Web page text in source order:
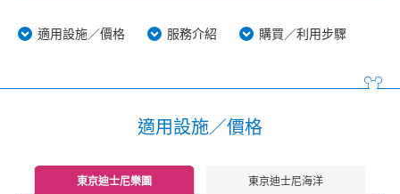
適用設施／價格 服務介紹 購買／利用步驟
適用設施／價格
東京迪士尼樂園 東京迪士尼海洋